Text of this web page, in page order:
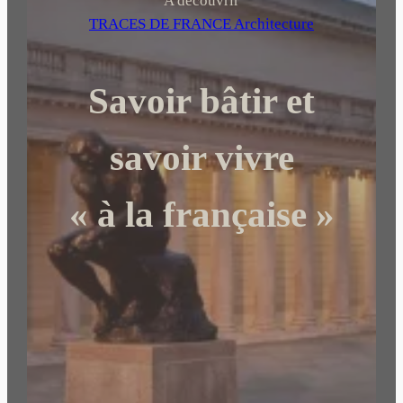
r
c
h
r
TRACES DE FRANCE Architecture
Savoir bâtir et
savoir vivre
« à la française »